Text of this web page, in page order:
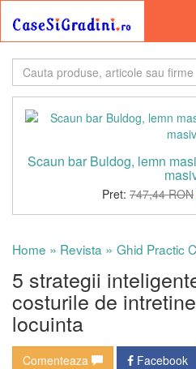
Scaun bar Buldog, lemn
Pret: 747,44 RON
Home » Revista » Ghid Practic
5 strategii
costurile de
locuinta
Comenteaza Facebook